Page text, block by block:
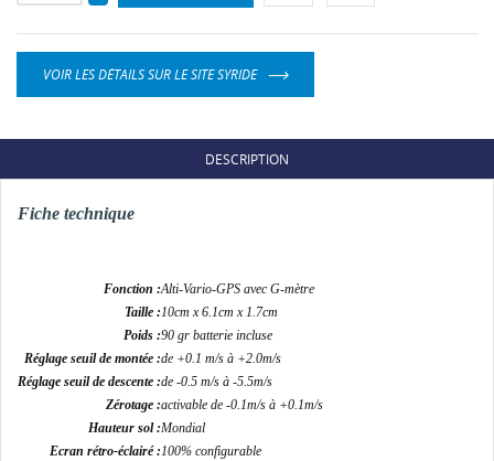
VOIR LES DÉTAILS SUR LE SITE SYRIDE
DESCRIPTION
Fiche technique
Fonction :Alti-Vario-GPS avec G-mètre
Taille :10cm x 6.1cm x 1.7cm
Poids :90 gr batterie incluse
Réglage seuil de montée :de +0.1 m/s à +2.0m/s
Réglage seuil de descente :de -0.5 m/s à -5.5m/s
Zérotage :activable de -0.1m/s à +0.1m/s
Hauteur sol :Mondial
Ecran rétro-éclairé :100% configurable
AJOUTER À MA LISTE D'ENVIES
CRÉER UNE LISTE D'ENVIES
NOM DE LA LISTE D'ENVIES
CONNEXION
Vous devez être connecté pour ajouter des produits
à votre liste d'envies.